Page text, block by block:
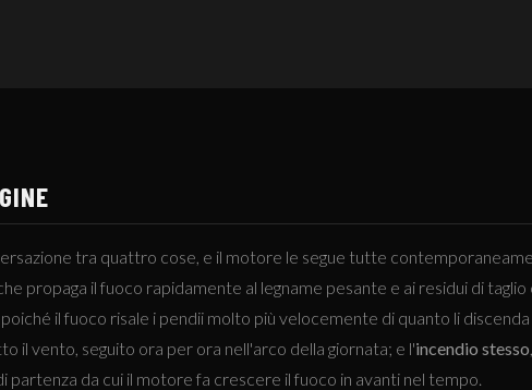
tra quattro cose, e il motore le segue tutte
propaga il fuoco rapidamente al legname pesante e ai residui di taglio
, poiché il fuoco risale i pendii molto più velocemente di quanto li
il vento, seguito ora per ora nell'arco della giornata; e l'incendio stesso
partenza da cui il motore fa crescere il fuoco in avanti nel tempo.